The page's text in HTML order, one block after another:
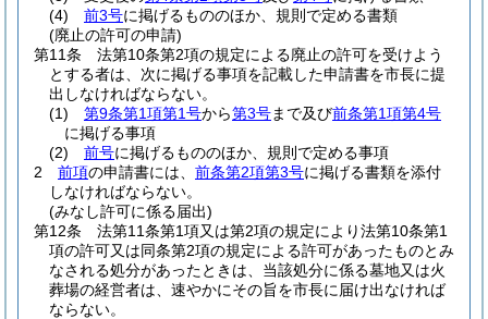
(4)
前3号に掲げるもののほか、規則で定める書類
(廃止の許可の申請)
第11条
法第10条第2項の規定による廃止の許可を受けよう
とする者は、次に掲げる事項を記載した申請書を市長に提
出しなければならない。
(1)
第9条第1項第1号から第3号まで及び前条第1項第4号
に掲げる事項
(2)
前号に掲げるもののほか、規則で定める事項
2
前項の申請書には、 前条第2項第3号に掲げる書類を添付
しなければならない。
(みなし許可に係る届出)
第12条
法第11条第1項又は第2項の規定により法第10条第1
項の許可又は同条第2項の規定による許可があったものとみ
なされる処分があったときは、当該処分に係る墓地又は火
葬場の経営者は、速やかにその旨を市長に届け出なければ
ならない。